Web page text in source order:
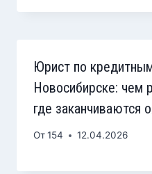
Юрист по
Новосибирске: чем
где заканчиваются
От154 12.04.2026